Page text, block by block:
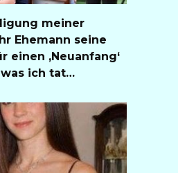
meiner
Ehemann seine
einen ‚Neuanfang‘
ich tat…